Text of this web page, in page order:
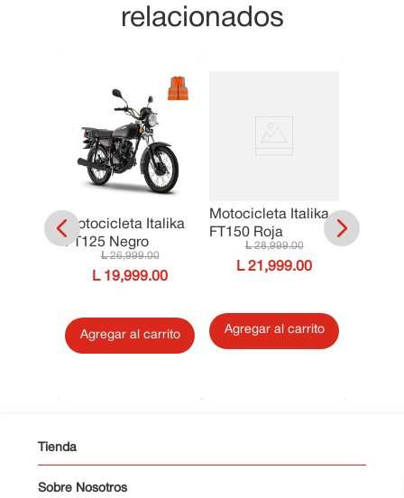
relacionados
Motocicleta Italika
FT125 Negro
26,999.00
19,999.00
Agregar al carrito
Motocicleta Italika
FT150 Roja
28,999.00
21 ,999.00
Agregar al carrito
FT250
Tienda
Sobre Nosotros